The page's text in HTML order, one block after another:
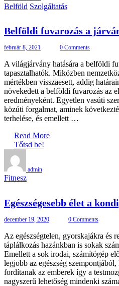
Belföld Szolgáltatás
Belföldi fuvarozás a
február 8, 2021 0 Comments
A világjárvány hatására a belföldi
tapasztalhatók. Miközben
mértékben visszaesett, addig
növekedett a belföldi fuvarozás az
eredményeként. Egyetlen vasúti
közúti forgalmat, aminek
terhelése, és emellett …
Read More
Tőtsd be!
admin
Fitnesz
Egészségesebb élet a
december 19, 2020 0 Comments
Az egészségtelen, gyorskajákra és
táplálkozás hazánkban is sokak
Emellett a sok irodai, számítógép
legjobb az egészség
fordítanak az emberek így a
nagyszerű lehetőség mindenki